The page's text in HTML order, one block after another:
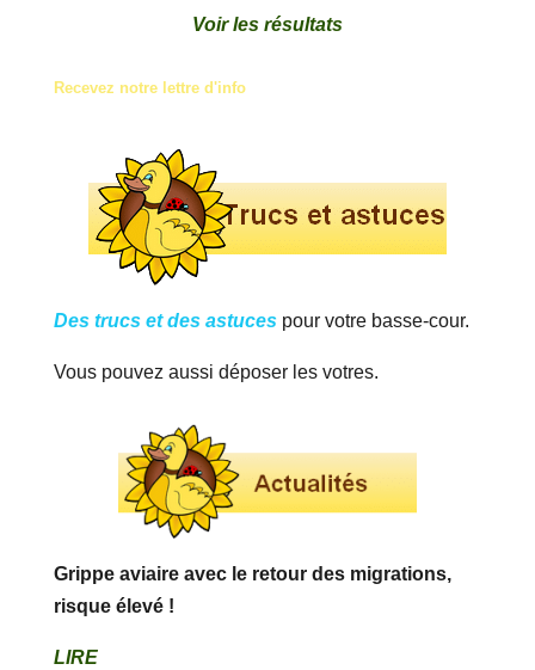
Voir les résultats
Recevez notre lettre d'info
Des trucs et des astucespour votre basse-cour.
Vous pouvez aussi déposer les votres.
Grippe aviaire avec le retour des migrations,
risque élevé !
LIRE